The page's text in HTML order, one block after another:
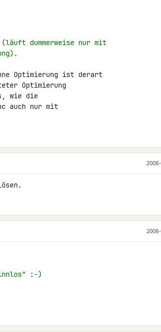
dummerweise nur mit
Optimierung ist derart
Optimierung
wie die
auch nur mit
:-)